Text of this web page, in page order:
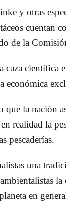
y otras
cuentan
de la
científica
económica
que la nación
realidad la
pescaderías.
una
la
en